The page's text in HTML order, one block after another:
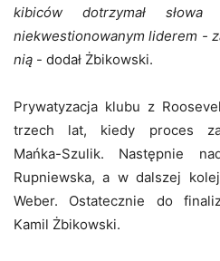
kibiców dotrzymał
niekwestionowanym liderem -
nią - dodał Żbikowski.
Prywatyzacja klubu z
trzech lat, kiedy proces
Mańka-Szulik. Następnie
Rupniewska, a w dalszej
Weber. Ostatecznie do
Kamil Żbikowski.